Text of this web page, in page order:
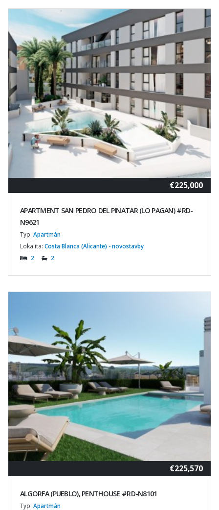
€225,000
APARTMENT SAN PEDRO DEL PINATAR (LO PAGAN) #RD-
N9621
Typ: Apartmán
Lokalita: Costa Blanca (Alicante) - novostavby
2
2
€225,570
ALGORFA (PUEBLO), PENTHOUSE #RD-N8101
Typ: Apartmán